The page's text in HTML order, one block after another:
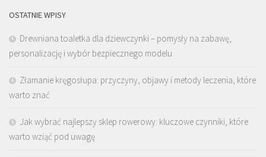
OSTATNIE WPISY
Drewniana toaletka dla dziewczynki – pomysły na zabawę,
personalizację i wybór bezpiecznego modelu
Złamanie kręgosłupa: przyczyny, objawy i metody leczenia, które
warto znać
Jak wybrać najlepszy sklep rowerowy: kluczowe czynniki, które
warto wziąć pod uwagę